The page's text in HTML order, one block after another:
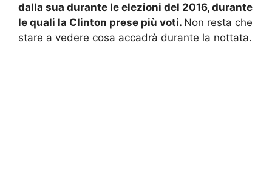
dalla sua durante le elezioni del 2016, durante
le quali la Clinton prese più voti. Non resta che
stare a vedere cosa accadrà durante la nottata.